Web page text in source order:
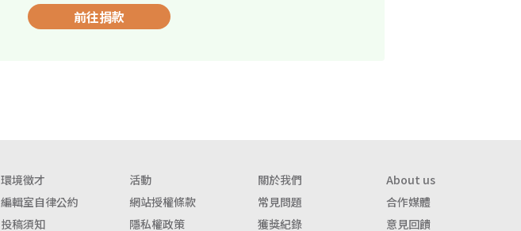
前往捐款
環境徵才 活動 關於我們
About us
編輯室自律公約
網站授權條款 常見問題
合作媒體
投稿須知
隱私權政策 獲獎紀錄 意見回饋